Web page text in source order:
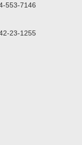
553-7146
23-1255